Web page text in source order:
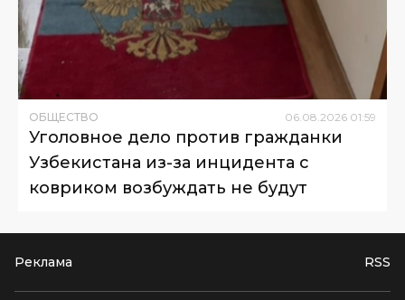
ОБЩЕСТВО 06.08.2026 01:59
Уголовное дело против гражданки
Узбекистана из-за инцидента с
ковриком возбуждать не будут
Реклама RSS